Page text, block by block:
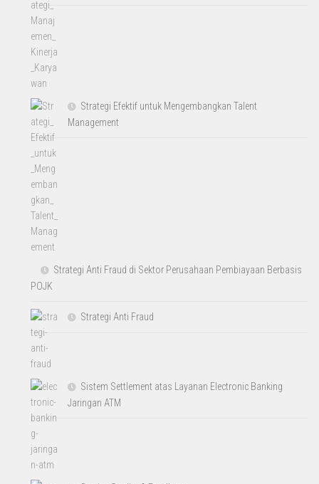
Strategi Efektif untuk Mengembangkan Talent
Management
Strategi Anti Fraud di Sektor Perusahaan Pembiayaan Berbasis
POJK
Strategi Anti Fraud
Sistem Settlement atas Layanan Electronic Banking
Jaringan ATM